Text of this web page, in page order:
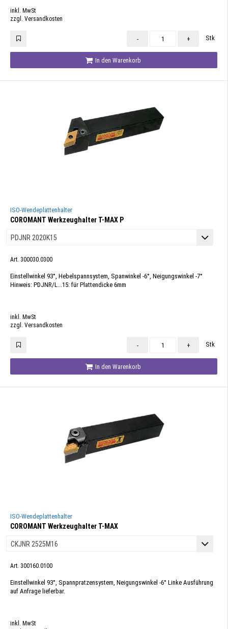
inkl. MwSt
zzgl. Versandkosten
- + Stk
In den Warenkorb
ISO-Wendeplattenhalter
COROMANT Werkzeughalter T-MAX P
Art. 300030.0300
Einstellwinkel 93°, Hebelspannsystem, Spanwinkel -6°, Neigungswinkel -7°
Hinweis: PDJNR/L...15: für Plattendicke 6mm
inkl. MwSt
zzgl. Versandkosten
- + Stk
In den Warenkorb
ISO-Wendeplattenhalter
COROMANT Werkzeughalter T-MAX
Art. 300160.0100
Einstellwinkel 93°, Spannpratzensystem, Neigungswinkel -6° Linke Ausführung
auf Anfrage lieferbar.
inkl. MwSt